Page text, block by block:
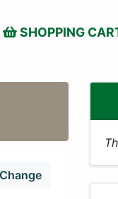
SHOPPING
Change